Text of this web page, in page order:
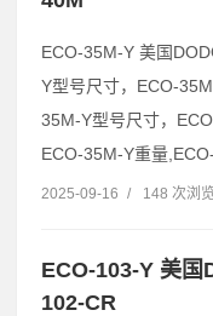
ECO-35M-Y 美国
Y型号尺寸，ECO-
35M-Y型号尺寸，
ECO-35M-Y重量
2025-09-16 / 148 次浏览
ECO-103-Y 美国
102-CR